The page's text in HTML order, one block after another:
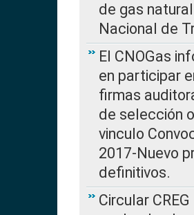
de gas
Nacional de
El CNOGas
en participar
firmas
de selección
vinculo
2017-Nuevo
definitivos.
Circular